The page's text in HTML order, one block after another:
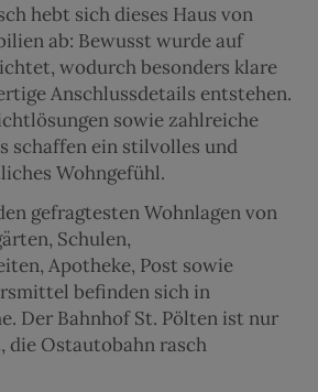
hebt sich dieses Haus von
ab: Bewusst wurde auf
wodurch besonders klare
Anschlussdetails entstehen.
sowie zahlreiche
schaffen ein stilvolles und
Wohngefühl.
gefragtesten Wohnlagen von
Schulen,
Apotheke, Post sowie
befinden sich in
Der Bahnhof St. Pölten ist nur
die Ostautobahn rasch